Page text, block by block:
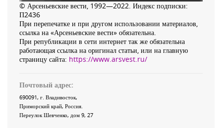
© Арсеньевские вести, 1992—2022. Индекс подписки:
П2436
При перепечатке и при другом использовании материалов,
ссылка на «Арсеньевские вести» обязательна.
При републикации в сети интернет так же обязательна
работающая ссылка на оригинал статьи, или на главную
страницу сайта: https://www.arsvest.ru/
Почтовый адрес:
690091, г. Владивосток,
Приморский край, Россия
Переулок Шевченко, дом 9, 27